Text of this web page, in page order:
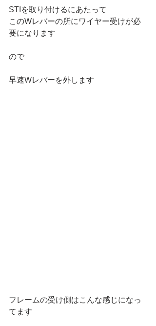
STIを取り付けるにあたって
このWレバーの所にワイヤー受けが必
要になります
ので
早速Wレバーを外します
フレームの受け側はこんな感じになっ
てます